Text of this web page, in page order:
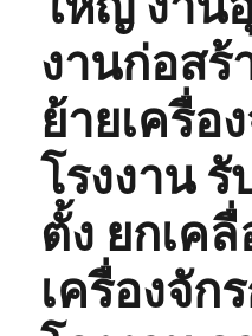
งานก่อสร้
ย้ายเครื่อ
โรงงาน
ตั้ง ยกเค
เครื่องจัก